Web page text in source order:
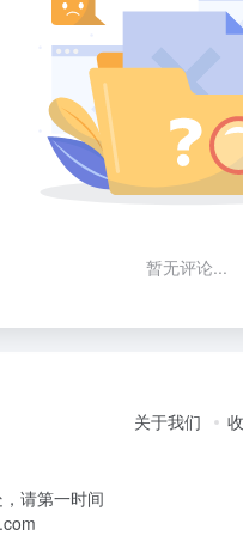
暂无评论...
请第一时间
关于我们